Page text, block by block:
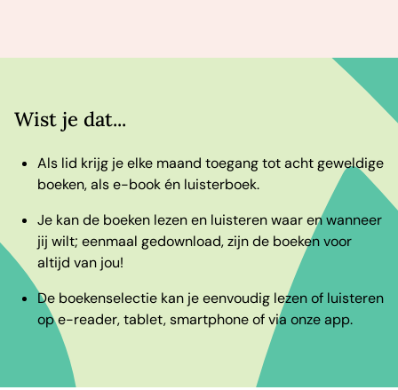
Wist je dat...
Als lid krijg je elke maand toegang tot acht geweldige
boeken, als e-book én luisterboek.
Je kan de boeken lezen en luisteren waar en wanneer
jij wilt; eenmaal gedownload, zijn de boeken voor
altijd van jou!
De boekenselectie kan je eenvoudig lezen of luisteren
op e-reader, tablet, smartphone of via onze app.